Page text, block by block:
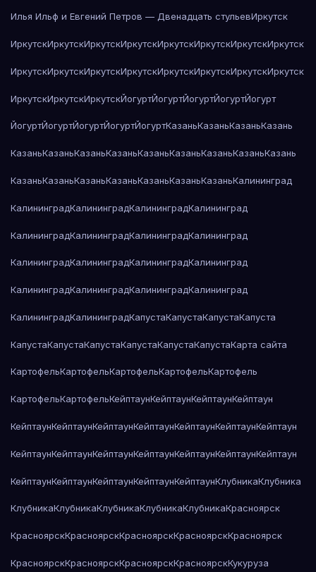
Илья Ильф и Евгений Петров — Двенадцать стульевИркутск
ИркутскИркутскИркутскИркутскИркутскИркутскИркутскИркутск
ИркутскИркутскИркутскИркутскИркутскИркутскИркутскИркутск
ИркутскИркутскИркутскЙогуртЙогуртЙогуртЙогуртЙогурт
ЙогуртЙогуртЙогуртЙогуртЙогуртКазаньКазаньКазаньКазань
КазаньКазаньКазаньКазаньКазаньКазаньКазаньКазаньКазань
КазаньКазаньКазаньКазаньКазаньКазаньКазаньКалининград
КалининградКалининградКалининградКалининград
КалининградКалининградКалининградКалининград
КалининградКалининградКалининградКалининград
КалининградКалининградКалининградКалининград
КалининградКалининградКапустаКапустаКапустаКапуста
КапустаКапустаКапустаКапустаКапустаКапустаКарта сайта
КартофельКартофельКартофельКартофельКартофель
КартофельКартофельКейптаунКейптаунКейптаунКейптаун
КейптаунКейптаунКейптаунКейптаунКейптаунКейптаунКейптаун
КейптаунКейптаунКейптаунКейптаунКейптаунКейптаунКейптаун
КейптаунКейптаунКейптаунКейптаунКейптаунКлубникаКлубника
КлубникаКлубникаКлубникаКлубникаКлубникаКрасноярск
КрасноярскКрасноярскКрасноярскКрасноярскКрасноярск
КрасноярскКрасноярскКрасноярскКрасноярскКукуруза